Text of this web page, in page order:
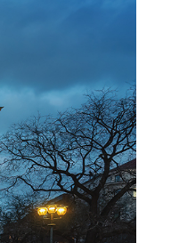
›